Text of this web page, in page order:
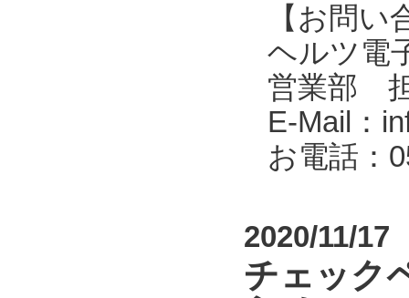
【お問い
ヘルツ電
営業部
E-Mail：
お電話：
2020/11/17
チェック